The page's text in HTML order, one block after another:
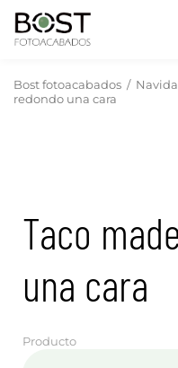
Bost fotoacabados /
redondo una cara
Taco
una cara
Producto